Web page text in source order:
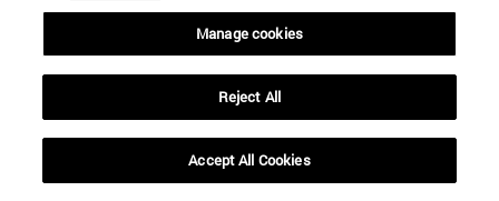
▲ Recibimiento del ministro de Defensa venezolano a
dos bombarderos rusos en el aeropuerto de Maiquetía, en
Manage cookies
Reject All
Accept All Cookies